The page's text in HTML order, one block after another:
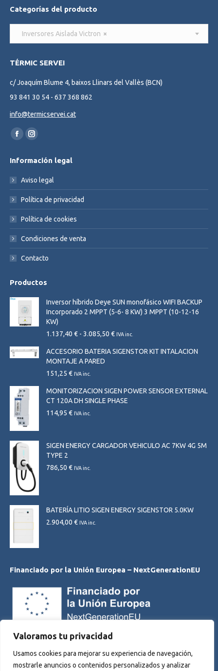
Valoramos tu privacidad
Usamos cookies para mejorar su experiencia de navegación,
mostrarle anuncios o contenidos personalizados y analizar
Categorías del producto
×
Inversores Aislada Victron
TÉRMIC SERVEI
c/ Joaquím Blume 4, baixos Llinars del Vallès (BCN)
93 841 30 54 - 637 368 862
info@termicservei.cat
Find us on:
Facebook
opens
in
new
window
Instagram
opens
in
new
window
Información legal
Aviso legal
Política de privacidad
Política de cookies
Condiciones de venta
Contacto
Productos
Inversor híbrido Deye SUN monofásico WIFI BACKUP
Incorporado 2 MPPT (5-6- 8 KW) 3 MPPT (10-12-16
KW)
1.137,40 € - 3.085,50 €Rango
precios:
3.085,50 €
IVA inc.
ACCESORIO BATERIA SIGENSTOR KIT INTALACION
MONTAJE A PARED
151,25 € IVA inc.
MONITORIZACION SIGEN POWER SENSOR EXTERNAL
CT 120A DH SINGLE PHASE
114,95 € IVA inc.
SIGEN ENERGY CARGADOR VEHICULO AC 7KW 4G 5M
TYPE 2
786,50 € IVA inc.
BATERÍA LITIO SIGEN ENERGY SIGENSTOR 5.0KW
2.904,00 € IVA inc.
Financiado por la Unión Europea – NextGenerationEU